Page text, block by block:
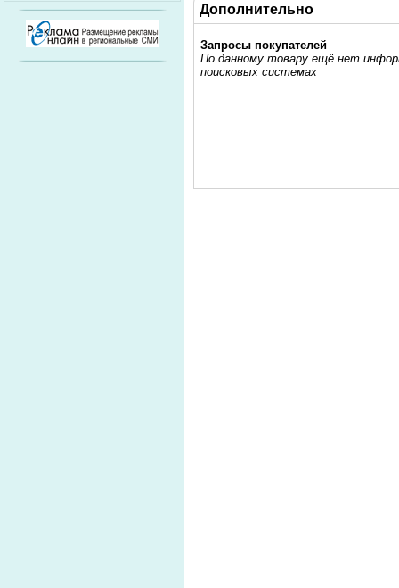
Дополнительно
Запросы покупателей
По данному товару ещё нет
поисковых системах